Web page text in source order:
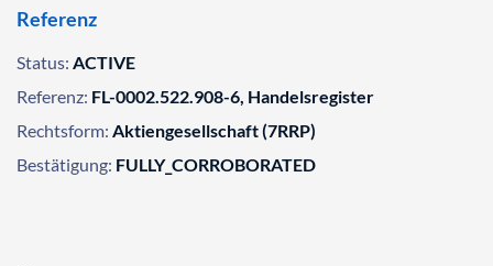
Referenz
Status: ACTIVE
Referenz: FL-0002.522.908-6, Handelsregister
Rechtsform: Aktiengesellschaft (7RRP)
Bestätigung: FULLY_CORROBORATED